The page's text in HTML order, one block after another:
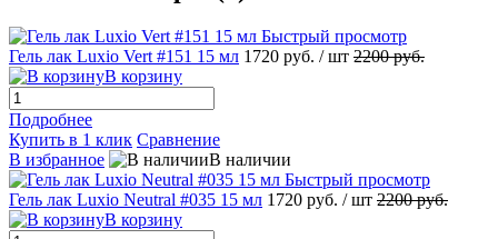
Быстрый просмотр
Гель лак Luxio Vert #151 15 мл 1720 руб. / шт 2200 руб.
В корзину
Подробнее
Купить в 1 клик Сравнение
В избранное
В наличии
Быстрый просмотр
Гель лак Luxio Neutral #035 15 мл 1720 руб. / шт 2200 руб.
В корзину